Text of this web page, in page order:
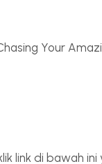
Your
link di bawah ini